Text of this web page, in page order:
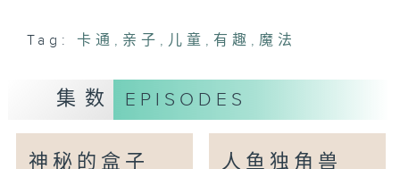
Tag: 卡通 , 亲子 , 儿童 , 有趣 , 魔法
集数 EPISODES
神秘的盒子 人鱼独角兽